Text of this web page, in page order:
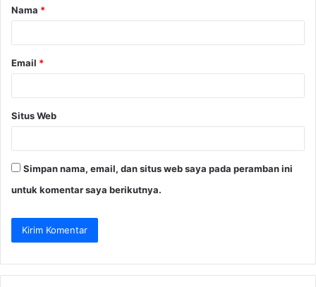
r
Nama *
Email *
Situs Web
Simpan nama, email, dan situs web saya pada peramban ini
untuk komentar saya berikutnya.